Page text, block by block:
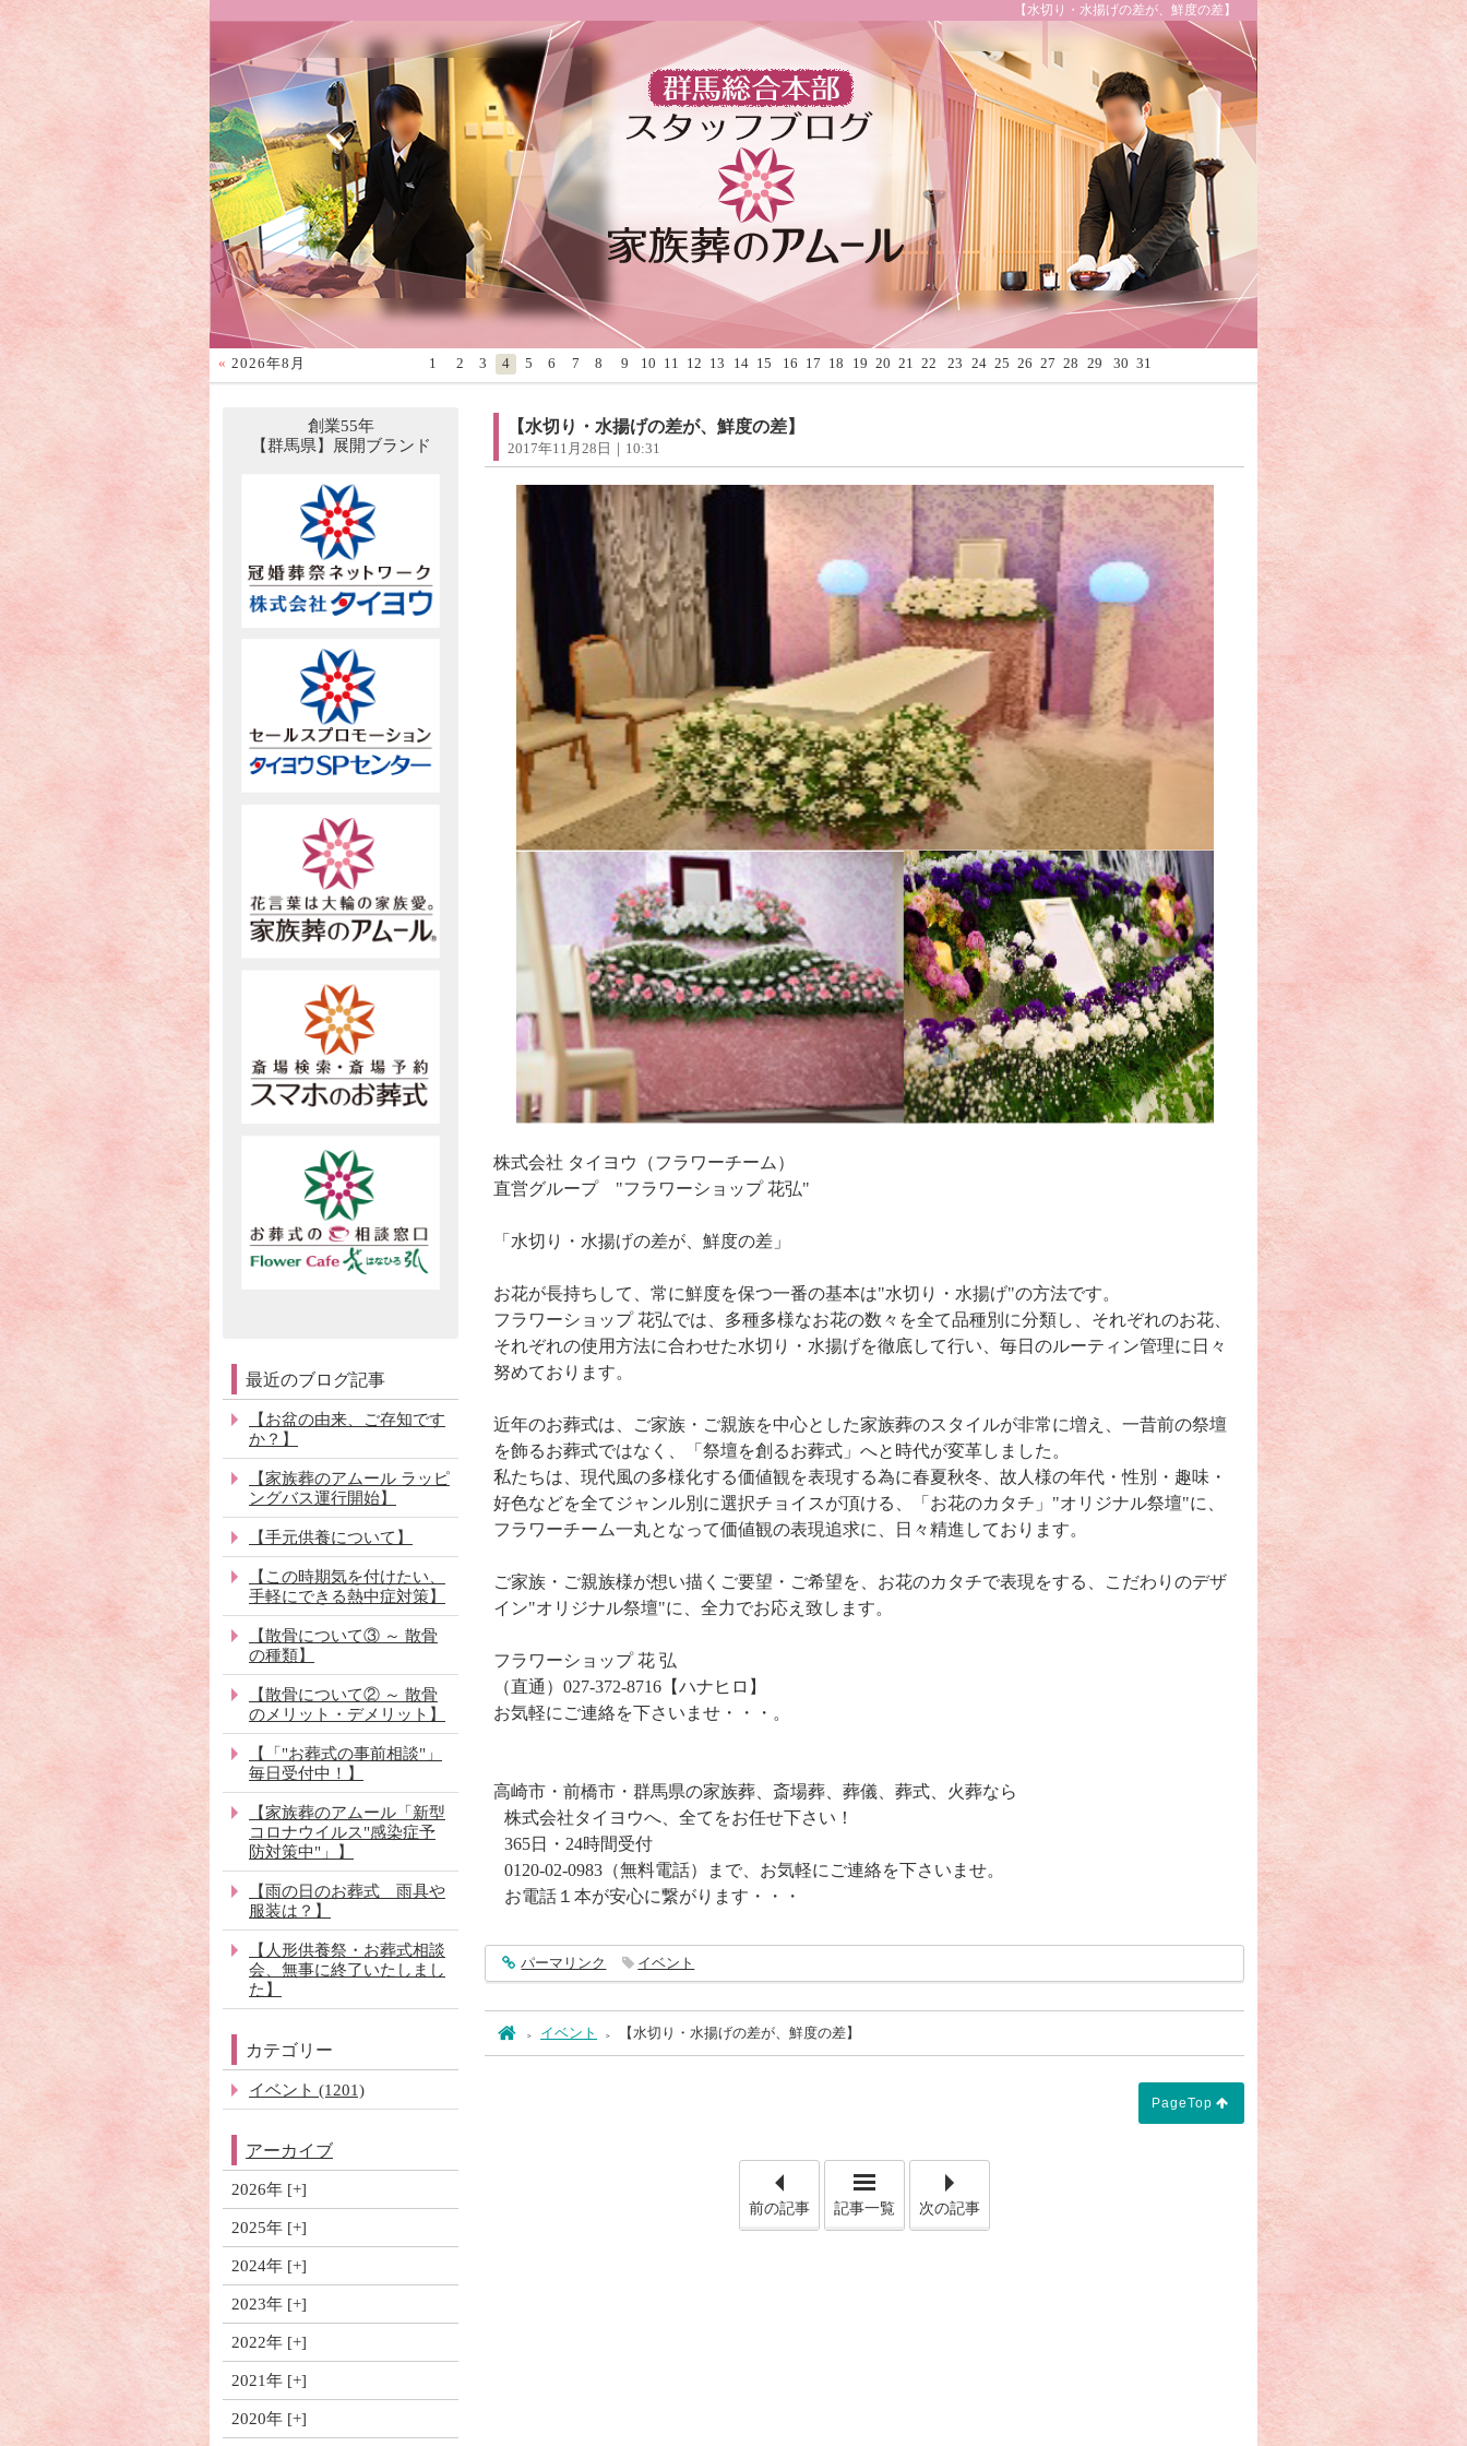
【水切り・水揚げの差が、鮮度の差】
Calendar
« 2026年8月 1 2 3 4 5 6 7 8 9 10 11 12 13 14 15 16 17 18 19 20 21 22 23 24 25 26 27 28 29 30 31
【水切り・水揚げの差が、鮮度の差】
2017年11月28日｜10:31
株式会社 タイヨウ（フラワーチーム）
直営グループ "フラワーショップ 花弘"
「水切り・水揚げの差が、鮮度の差」
お花が長持ちして、常に鮮度を保つ一番の基本は"水切り・水揚げ"の方法です。
フラワーショップ 花弘では、多種多様なお花の数々を全て品種別に分類し、それぞれのお花、
それぞれの使用方法に合わせた水切り・水揚げを徹底して行い、毎日のルーティン管理に日々
努めております。
近年のお葬式は、ご家族・ご親族を中心とした家族葬のスタイルが非常に増え、一昔前の祭壇
を飾るお葬式ではなく、「祭壇を創るお葬式」へと時代が変革しました。
私たちは、現代風の多様化する価値観を表現する為に春夏秋冬、故人様の年代・性別・趣味・
好色などを全てジャンル別に選択チョイスが頂ける、「お花のカタチ」"オリジナル祭壇"に、
フラワーチーム一丸となって価値観の表現追求に、日々精進しております。
ご家族・ご親族様が想い描くご要望・ご希望を、お花のカタチで表現をする、こだわりのデザ
イン"オリジナル祭壇"に、全力でお応え致します。
フラワーショップ 花 弘
（直通）027-372-8716【ハナヒロ】
お気軽にご連絡を下さいませ・・・。
高崎市・前橋市・群馬県の家族葬、斎場葬、葬儀、葬式、火葬なら
株式会社タイヨウへ、全てをお任せ下さい！
365日・24時間受付
0120-02-0983（無料電話）まで、お気軽にご連絡を下さいませ。
お電話１本が安心に繋がります・・・
entry1155
パーマリンク イベント
ホーム
イベント 【水切り・水揚げの差が、鮮度の差】
PageTop
前の記事 記事一覧
「【"愛情価格・愛情葬儀"】」
次の記事
創業55年
【群馬県】展開ブランド
最近のブログ記事
【お盆の由来、ご存知です
か？】
【家族葬のアムール ラッピ
ングバス運行開始】
【手元供養について】
【この時期気を付けたい、
手軽にできる熱中症対策】
【散骨について③ ～ 散骨
の種類】
【散骨について② ～ 散骨
のメリット・デメリット】
【「"お葬式の事前相談"」
毎日受付中！】
【家族葬のアムール「新型
コロナウイルス"感染症予
防対策中"」】
【雨の日のお葬式 雨具や
服装は？】
【人形供養祭・お葬式相談
会、無事に終了いたしまし
た】
カテゴリー
イベント (1201)
アーカイブ
2026年
2025年
2024年
2023年
2022年
2021年
2020年